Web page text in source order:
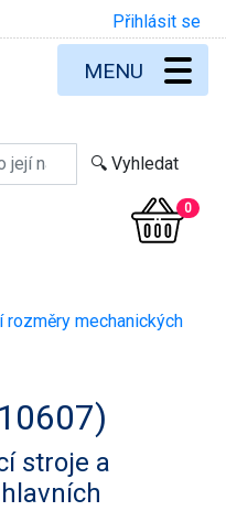
Přihlásit se
0
MENU
rozměry mechanických
stroje a